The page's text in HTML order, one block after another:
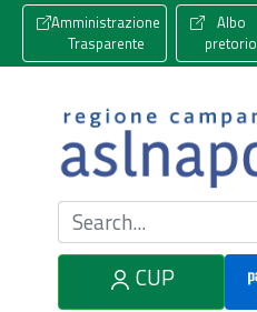
Amministrazione
Trasparente
Albo
pretorio
Cerca nel sito
CUP